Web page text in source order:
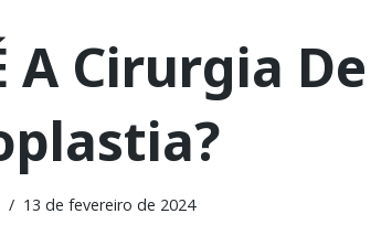
A Cirurgia De
13 de fevereiro de 2024